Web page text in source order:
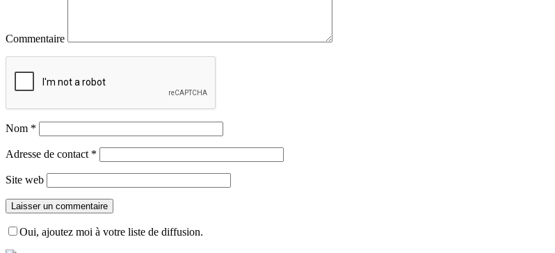
Commentaire
Nom *
Adresse de contact *
Site web
Oui, ajoutez moi à votre liste de diffusion.